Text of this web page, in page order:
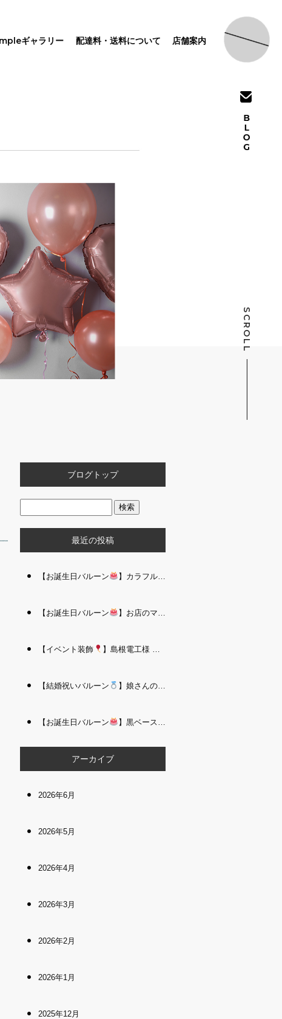
ギャラリー 配達料・送料について 店舗案内
SCROLL
ブログトップ
最近の投稿
【お誕生日バルーン 】カラフルで存在感たっぷりのバルーンタワー｜松江 i Balloo n
【お誕生日バルーン 】お店のママさんへの華やかなお祝いに｜シャンパン付き豪 華バルーンアレンジメント｜松江 i Balloon
【イベント装飾 】島根電工様 お客様感謝祭｜入口アーチ＆キッズコーナー装飾 を担当しました｜松江 i Balloon
【結婚祝いバルーン 】娘さんのご結婚祝いに｜ウェディングベアとフラワーイン バルーンが華やかなバルーンアレンジメント｜松江 i Balloon
【お誕生日バルーン 】黒ベース×ヒョウ柄がおしゃれ
アーカイブ
2026年6月
2026年5月
2026年4月
2026年3月
2026年2月
2026年1月
2025年12月